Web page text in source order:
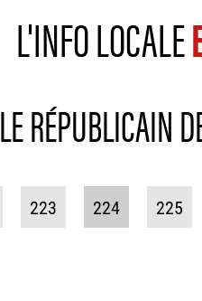
L'INFO LOCALE
LE RÉPUBLICAIN
223 224 225